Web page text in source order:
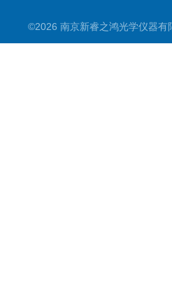
©2026 南京新睿之鸿光学仪器